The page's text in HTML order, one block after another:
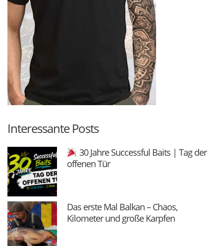
Interessante Posts
30 Jahre Successful Baits | Tag der
offenen Tür
Das erste Mal Balkan – Chaos,
Kilometer und große Karpfen